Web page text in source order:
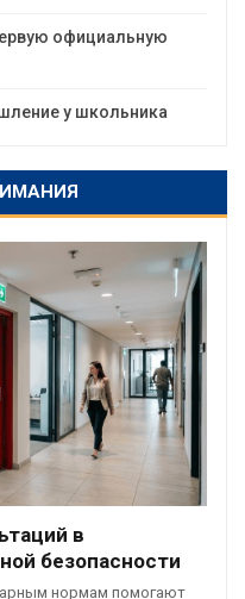
официальную
у школьника
в
безопасности
нормам помогают